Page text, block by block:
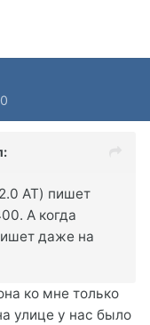
AT) пишет
А когда
даже на
ко мне только
улице у нас было